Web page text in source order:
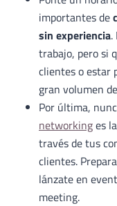
importantes de
sin experiencia.
trabajo, pero si
clientes o estar
gran volumen
Por última,
networkinges la
través de tus
clientes.
lánzate en
meeting.